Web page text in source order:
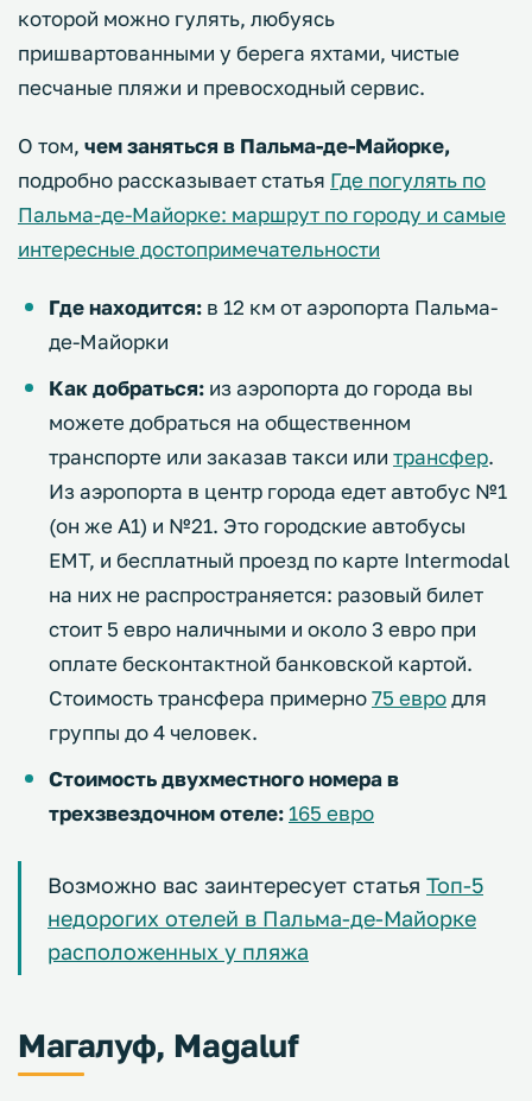
которой можно гулять, любуясь
пришвартованными у берега яхтами, чистые
песчаные пляжи и превосходный сервис.
О том, чем заняться в Пальма-де-Майорке,
подробно рассказывает статья Где погулять по
Пальма-де-Майорке: маршрут по городу и самые
интересные достопримечательности
Где находится: в 12 км от аэропорта Пальма-
де-Майорки
Как добраться: из аэропорта до города вы
можете добраться на общественном
транспорте или заказав такси или трансфер.
Из аэропорта в центр города едет автобус №1
(он же A1) и №21. Это городские автобусы
EMT, и бесплатный проезд по карте Intermodal
на них не распространяется: разовый билет
стоит 5 евро наличными и около 3 евро при
оплате бесконтактной банковской картой.
Стоимость трансфера примерно75 евродля
группы до 4 человек.
Стоимость двухместного номера в
трехзвездочном отеле: 165 евро
Возможно вас заинтересует статья Топ-5
недорогих отелей в Пальма-де-Майорке
расположенных у пляжа
Магалуф, Magaluf